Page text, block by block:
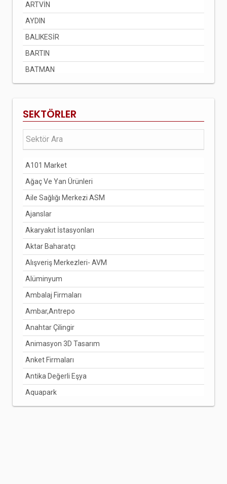
ARTVİN
AYDIN
BALIKESİR
BARTIN
BATMAN
BAYBURT
BİNGÖL
BİTLİS
BOLU
BURDUR
BURSA
ÇANAKKALE
ÇANKIRI
ÇORUM
DENİZLİ
DİYARBAKIR
DÜZCE
EDİRNE
ELAZIĞ
ERZİNCAN
ERZURUM
ESKİŞEHİR
GAZİANTEP
GİRESUN
SEKTÖRLER
A101 Market
Ağaç Ve Yan Ürünleri
Aile Sağlığı Merkezi ASM
Ajanslar
Akaryakıt İstasyonları
Aktar Baharatçı
Alışveriş Merkezleri- AVM
Alüminyum
Ambalaj Firmaları
Ambar,Antrepo
Anahtar Çilingir
Animasyon 3D Tasarım
Anket Firmaları
Antika Değerli Eşya
Aquapark
Arabuluculuk Hizmetleri